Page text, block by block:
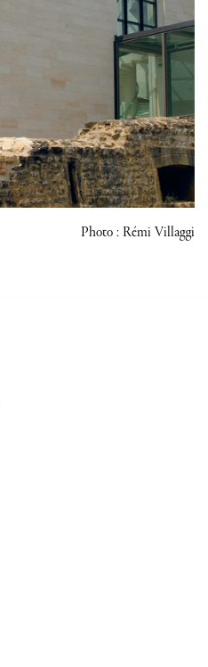
Photo : Rémi Villaggi